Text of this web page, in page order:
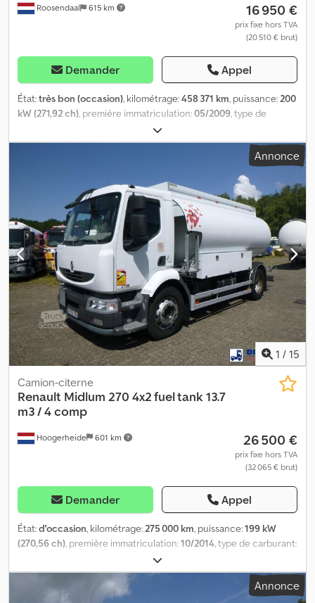
Roosendaal 615 km 16 950 €
prix fixe hors TVA
(20 510 € brut)
Demander Appel
État:très bon (occasion), kilométrage:458 371 km, puissance:200
kW (271,92 ch), première immatriculation:05/2009, type de
diesel
conducteur:cabine courte, type d'engrenage:automatique,
2009
ABS, climatisation, régulation électrique des vitres,
rétroviseur électrique, = Plus d'options et d'accessoires = -
Lecteur radio/cassette - Lecteur radio/CD - Limiteur de vitesse -
Ressort à lames - Suspension pneumatique - Visière Solaire =
Remarques = Cjdpfx Asymricebnjha XLRAE55GF0L353236 = Plus
d'informations = État technique: très bon État optique: très bon
Numéro d'immatriculation: 1WPM717
Annonce
1 / 15
Hoogerheide 601 km
Camion-citerne
Renault Midlum 270 4x2 fuel tank 13.7
m3 / 4 comp
26 500 €
prix fixe hors TVA
(32 065 € brut)
Demander Appel
État:d'occasion, kilométrage:275 000 km, puissance:199 kW
(270,56 ch), première immatriculation:10/2014, type de carburant:
305/70 R22.5
d'essieux:4x2, empattement:4 100 mm, carburant:diesel,
capacité du réservoir de carburant:
autre, cabine
Annonce